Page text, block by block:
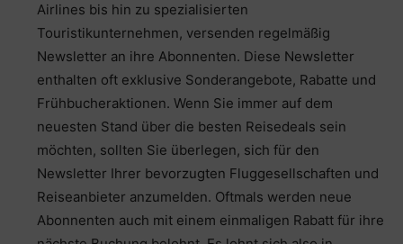
Airlines bis hin zu spezialisierten
Touristikunternehmen, versenden regelmäßig
Newsletter an ihre Abonnenten. Diese Newsletter
enthalten oft exklusive Sonderangebote, Rabatte und
Frühbucheraktionen. Wenn Sie immer auf dem
neuesten Stand über die besten Reisedeals sein
möchten, sollten Sie überlegen, sich für den
Newsletter Ihrer bevorzugten Fluggesellschaften und
Reiseanbieter anzumelden. Oftmals werden neue
Abonnenten auch mit einem einmaligen Rabatt für ihre